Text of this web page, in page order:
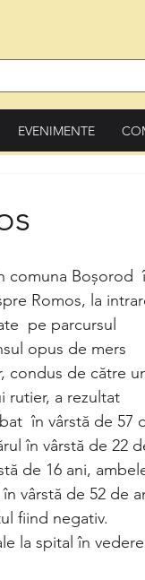
EVENIMENTE
comuna Boșorod
Romos, la
pe parcursul
opus de mers
condus de către
rutier, a rezultat
în vârstă de 57
în vârstă de 22
de 16 ani,
vârstă de 52 de
fiind negativ.
la spital în